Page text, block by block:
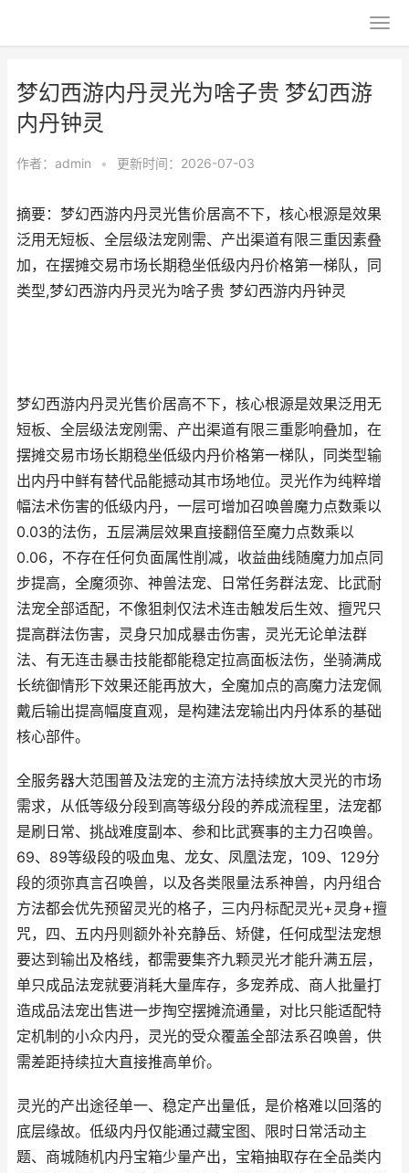
梦幻西游内丹灵光为啥子贵 梦幻西游
内丹钟灵
作者： admin • 更新时间：2026-07-03
摘要：梦幻西游内丹灵光售价居高不下，核心根源是效果
泛用无短板、全层级法宠刚需、产出渠道有限三重因素叠
加，在摆摊交易市场长期稳坐低级内丹价格第一梯队，同
类型,梦幻西游内丹灵光为啥子贵 梦幻西游内丹钟灵
梦幻西游内丹灵光售价居高不下，核心根源是效果泛用无
短板、全层级法宠刚需、产出渠道有限三重影响叠加，在
摆摊交易市场长期稳坐低级内丹价格第一梯队，同类型输
出内丹中鲜有替代品能撼动其市场地位。灵光作为纯粹增
幅法术伤害的低级内丹，一层可增加召唤兽魔力点数乘以
0.03的法伤，五层满层效果直接翻倍至魔力点数乘以
0.06，不存在任何负面属性削减，收益曲线随魔力加点同
步提高，全魔须弥、神兽法宠、日常任务群法宠、比武耐
法宠全部适配，不像狙刺仅法术连击触发后生效、擅咒只
提高群法伤害，灵身只加成暴击伤害，灵光无论单法群
法、有无连击暴击技能都能稳定拉高面板法伤，坐骑满成
长统御情形下效果还能再放大，全魔加点的高魔力法宠佩
戴后输出提高幅度直观，是构建法宠输出内丹体系的基础
核心部件。
全服务器大范围普及法宠的主流方法持续放大灵光的市场
需求，从低等级分段到高等级分段的养成流程里，法宠都
是刷日常、挑战难度副本、参和比武赛事的主力召唤兽。
69、89等级段的吸血鬼、龙女、凤凰法宠，109、129分
段的须弥真言召唤兽，以及各类限量法系神兽，内丹组合
方法都会优先预留灵光的格子，三内丹标配灵光+灵身+擅
咒，四、五内丹则额外补充静岳、矫健，任何成型法宠想
要达到输出及格线，都需要集齐九颗灵光才能升满五层，
单只成品法宠就要消耗大量库存，多宠养成、商人批量打
造成品法宠出售进一步掏空摆摊流通量，对比只能适配特
定机制的小众内丹，灵光的受众覆盖全部法系召唤兽，供
需差距持续拉大直接推高单价。
灵光的产出途径单一、稳定产出量低，是价格难以回落的
底层缘故。低级内丹仅能通过藏宝图、限时日常活动主
题、商城随机内丹宝箱少量产出，宝箱抽取存在全品类内